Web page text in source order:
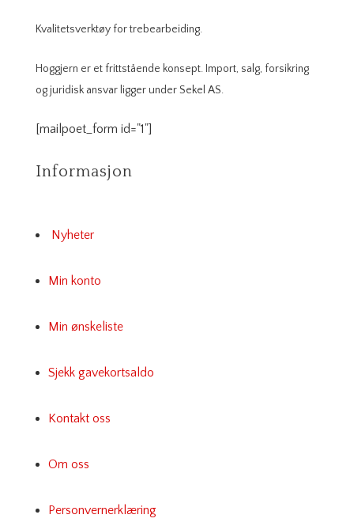
Kvalitetsverktøy for trebearbeiding.
Hoggjern er et frittstående konsept. Import, salg, forsikring
og juridisk ansvar ligger under Sekel AS.
[mailpoet_form id="1"]
Informasjon
Nyheter
Min konto
Min ønskeliste
Sjekk gavekortsaldo
Kontakt oss
Om oss
Personvernerklæring